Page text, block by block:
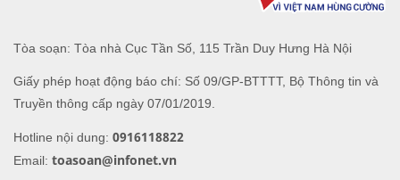
Tòa soạn: Tòa nhà Cục Tần Số, 115 Trần Duy Hưng Hà Nội
Giấy phép hoạt động báo chí: Số 09/GP-BTTTT, Bộ Thông tin và
Truyền thông cấp ngày 07/01/2019.
Hotline nội dung: 0916118822
Email: toasoan@infonet.vn